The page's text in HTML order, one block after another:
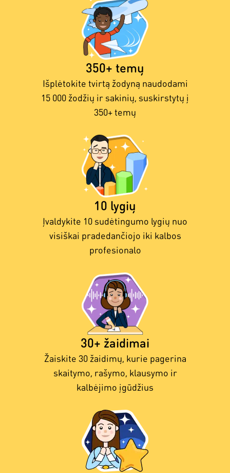
350+ temų
Išplėtokite tvirtą žodyną naudodami
15 000 žodžių ir sakinių, suskirstytų į
350+ temų
10 lygių
Įvaldykite 10 sudėtingumo lygių nuo
visiškai pradedančiojo iki kalbos
profesionalo
30+ žaidimai
Žaiskite 30 žaidimų, kurie pagerina
skaitymo, rašymo, klausymo ir
kalbėjimo įgūdžius